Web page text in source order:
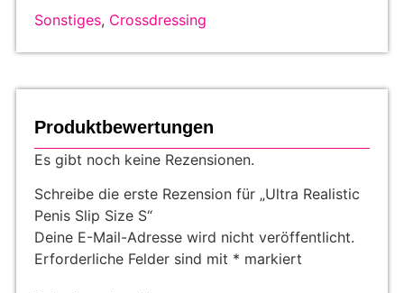
Sonstiges, Crossdressing
Produktbewertungen
Es gibt noch keine Rezensionen.
Schreibe die erste Rezension für „Ultra Realistic
Penis Slip Size S“
Deine E-Mail-Adresse wird nicht veröffentlicht.
Erforderliche Felder sind mit * markiert